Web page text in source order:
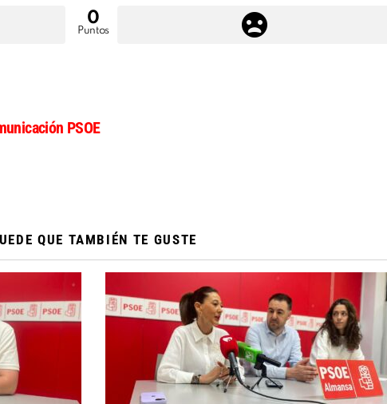
0
Puntos
PSOE
QUE TAMBIÉN TE GUSTE